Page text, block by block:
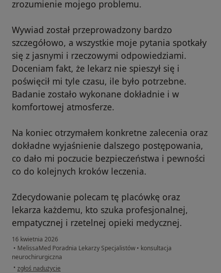
zrozumienie mojego problemu.
Wywiad został przeprowadzony bardzo
szczegółowo, a wszystkie moje pytania spotkały
się z jasnymi i rzeczowymi odpowiedziami.
Doceniam fakt, że lekarz nie spieszył się i
poświęcił mi tyle czasu, ile było potrzebne.
Badanie zostało wykonane dokładnie i w
komfortowej atmosferze.
Na koniec otrzymałem konkretne zalecenia oraz
dokładne wyjaśnienie dalszego postępowania,
co dało mi poczucie bezpieczeństwa i pewności
co do kolejnych kroków leczenia.
Zdecydowanie polecam tę placówkę oraz
lekarza każdemu, kto szuka profesjonalnej,
empatycznej i rzetelnej opieki medycznej.
16 kwietnia 2026
• MelissaMed Poradnia Lekarzy Specjalistów • konsultacja
neurochirurgiczna
• w opinii użytkownika Szymon Ch
zgłoś nadużycie